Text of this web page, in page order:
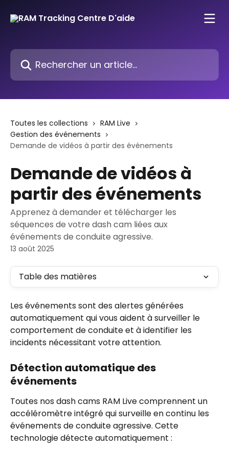
Rechercher un article...
Toutes les collections
RAM Live
Gestion des événements
Demande de vidéos à partir des événements
Demande de vidéos à
partir des événements
Apprenez à demander et télécharger les
séquences de votre dash cam liées aux
événements de conduite agressive.
13 août 2025
Table des matières
Les événements sont des alertes générées
automatiquement qui vous aident à surveiller le
comportement de conduite et à identifier les
incidents nécessitant votre attention.
Détection automatique des
événements
Toutes nos dash cams RAM Live comprennent un
accéléromètre intégré qui surveille en continu les
événements de conduite agressive. Cette
technologie détecte automatiquement :